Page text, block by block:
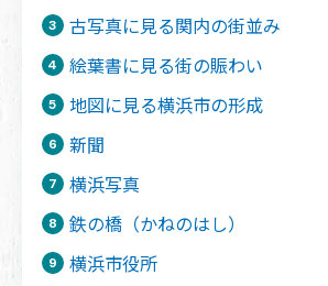
古写真に見る関内の街並み
絵葉書に見る街の賑わい
地図に見る横浜市の形成
新聞
横浜写真
鉄の橋（かねのはし）
横浜市役所